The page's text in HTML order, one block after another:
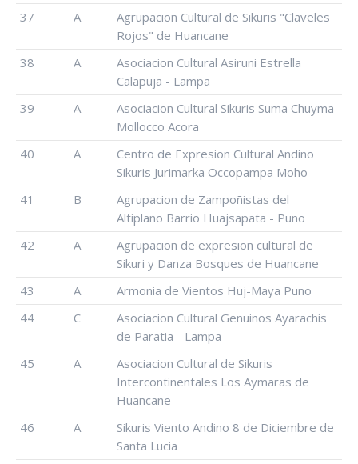
37 A
Agrupacion Cultural de Sikuris "Claveles
Rojos" de Huancane
38
A
Asociacion Cultural Asiruni Estrella
Calapuja - Lampa
39
A
Asociacion Cultural Sikuris Suma Chuyma
Mollocco Acora
40
A
Centro de Expresion Cultural Andino
Sikuris Jurimarka Occopampa Moho
41
B
Agrupacion de Zampoñistas del
Altiplano Barrio Huajsapata - Puno
42
A
Agrupacion de expresion cultural de
Sikuri y Danza Bosques de Huancane
43
A
Armonia de Vientos Huj-Maya Puno
44
C
Asociacion Cultural Genuinos Ayarachis
de Paratia - Lampa
45
A
Asociacion Cultural de Sikuris
Intercontinentales Los Aymaras de
Huancane
46
A
Sikuris Viento Andino 8 de Diciembre de
Santa Lucia